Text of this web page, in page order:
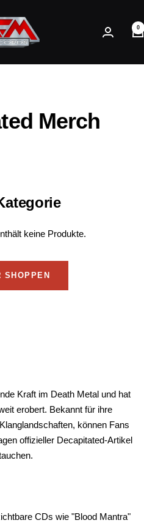
0
Merch
keine Produkte.
SHOPPEN
Kraft im Death Metal und hat
erobert. Bekannt für ihre
können Fans
offizieller Decapitated-Artikel
CDs wie "Blood Mantra"